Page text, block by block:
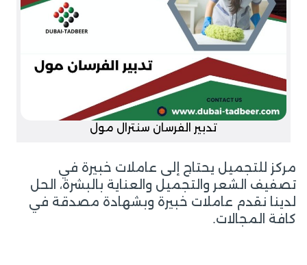
تدبير الفرسان سنترال مول
مركز للتجميل يحتاج إلى عاملات خبيرة في
تصفيف الشعر والتجميل والعناية بالبشرة، الحل
لدينا نقدم عاملات خبيرة وبشهادة مصدقة في
كافة المجالات.